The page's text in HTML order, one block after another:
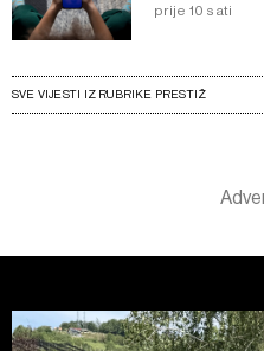
prije 10 sati
SVE VIJESTI IZ RUBRIKE PRESTIŽ